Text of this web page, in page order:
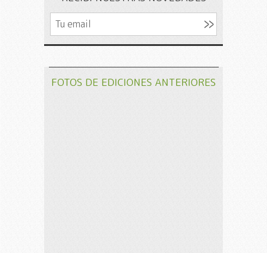
FOTOS DE EDICIONES ANTERIORES